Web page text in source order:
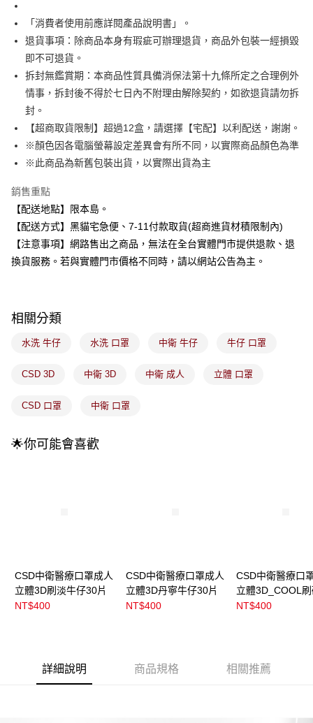
台灣樂天信用卡公司
Google Pay
大哥付你分期
相關說明
【大哥付你分期使用說明】
1.本服務由台灣大哥大提供，台灣大哥大用戶可立即使用無須另外申請。
2.付款方式選擇「大哥付你分期」，訂單成立後會自動跳轉到大哥付的交易
流程，驗證手機門號後，選擇欲分期的期數、繳款截止日，確認付款後即完
成交易。
4.訂單成立30分鐘內，如未前往確認交易或遇審核未通過，訂單將自動取
法說明評估內容。
【繳款方式說明】
1.分期款項不併入電信帳單，「大哥付你分期」於每月結算日後寄送繳費提
醒簡訊。
2.透過簡訊連結打開帳單後，可選擇「超商條碼／台灣大直營門市／銀行轉
帳／街口支付／iPASS MONEY」等通路繳費。
買賣價金債權讓與本公司後，依約使用本公司帳單繳交帳款。
資料（包含姓名、電話或地址）提供予台灣大哥大進項蒐集、處理及利用，
3.完整用戶服務條款，請詳閱以下連結：
https://oppay.tw/userRule
ATM付款
運送方式
全家取貨付款
付款後全家取貨
每筆NT$100，滿NT$899(含以上)免運費
7-11取貨付款
每筆NT$100，滿NT$899(含以上)免運費
每筆NT$100，滿NT$899(含以上)免運費
宅配
每筆NT$100，滿NT$399(含以上)免運費
「消費者使用前應詳閱產品說明書」。
退貨事項：除商品本身有瑕疵可辦理退貨，商品外包裝一經損毀
即不可退貨。
拆封無鑑賞期：本商品性質具備消保法第十九條所定之合理例外
情事，拆封後不得於七日內不附理由解除契約，如欲退貨請勿拆
封。
【超商取貨限制】超過12盒，請選擇【宅配】以利配送，謝謝。
※顏色因各電腦螢幕設定差異會有所不同，以實際商品顏色為準
※此商品為新舊包裝出貨，以實際出貨為主
銷售重點
【配送地點】限本島。
【配送方式】黑貓宅急便、7-11付款取貨(超商進貨材積限制內)
【注意事項】網路售出之商品，無法在全台實體門市提供退款、退
換貨服務。若與實體門市價格不同時，請以網站公告為主。
相關分類
水洗 牛仔 水洗 口罩 中衛 牛仔 牛仔 口罩
CSD 3D 中衛 3D 中衛 成人 立體 口罩
CSD 口罩 中衛 口罩
🌟你可能會喜歡
CSD中衛醫療口罩成人
立體3D刷淡牛仔30片
NT$400
CSD中衛醫療口罩成人
立體3D丹寧牛仔30片
NT$400
CSD中衛醫療口
立體3D_COOL
仔
NT$400
詳細說明 商品規格 相關推薦